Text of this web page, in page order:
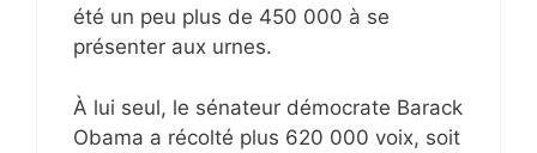
été un peu plus de 450 000 à se
présenter aux urnes.
À lui seul, le sénateur démocrate Barack
Obama a récolté plus 620 000 voix, soit